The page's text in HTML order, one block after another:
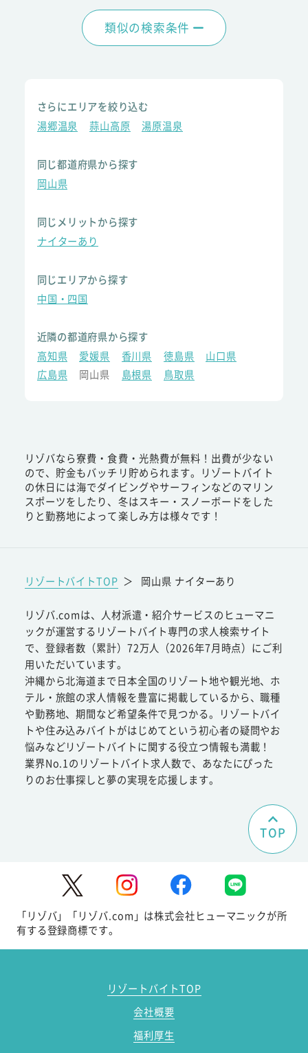
類似の検索条件
さらにエリアを絞り込む
湯郷温泉
蒜山高原 湯原温泉
同じ都道府県から探す
岡山県
同じメリットから探す
ナイターあり
同じエリアから探す
中国・四国
近隣の都道府県から探す
高知県
愛媛県 香川県 徳島県
山口県
広島県
岡山県 島根県 鳥取県
リゾバなら寮費・食費・光熱費が無料！出費が少ない
ので、貯金もバッチリ貯められます。リゾートバイト
の休日には海でダイビングやサーフィンなどのマリン
スポーツをしたり、冬はスキー・スノーボードをした
りと勤務地によって楽しみ方は様々です！
リゾートバイトTOP ＞ 岡山県 ナイターあり
リゾバ.comは、人材派遣・紹介サービスのヒューマニ
ックが運営するリゾートバイト専門の求人検索サイト
で、登録者数（累計）72万人（2026年7月時点）にご利
用いただいています。
沖縄から北海道まで日本全国のリゾート地や観光地、ホ
テル・旅館の求人情報を豊富に掲載しているから、職種
や勤務地、期間など希望条件で見つかる。リゾートバイ
トや住み込みバイトがはじめてという初心者の疑問やお
悩みなどリゾートバイトに関する役立つ情報も満載！
業界No.1のリゾートバイト求人数で、あなたにぴった
りのお仕事探しと夢の実現を応援します。
TOP
「リゾバ」「リゾバ.com」は株式会社ヒューマニックが所
有する登録商標です。
リゾートバイトTOP
会社概要
福利厚生